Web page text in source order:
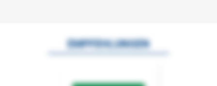
EMPFEHLUNGEN